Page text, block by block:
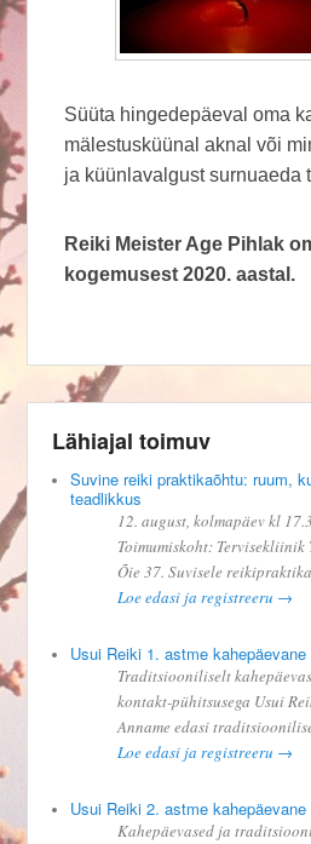
Süüta hingedepäeval oma
mälestusküünal aknal või
ja küünlavalgust surnuaeda
Reiki Meister Age Pihlak
kogemusest 2020. aastal.
Lähiajal toimuv
Suvine reiki praktikaõhtu: ruum,
teadlikkus
12. august, kolmapäev kl
Toimumiskoht: Tervisekliinik
Õie 37. Suvisele
Loe edasi ja registreeru →
Usui Reiki 1. astme
Traditsiooniliselt
kontakt-pühitsusega Usui
Anname edasi
Loe edasi ja registreeru →
Usui Reiki 2. astme
Kahepäevased ja